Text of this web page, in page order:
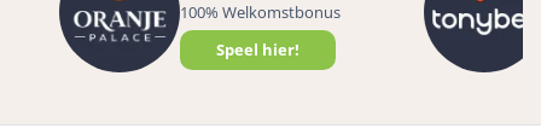
100% Welkomstbonus
Speel hier!